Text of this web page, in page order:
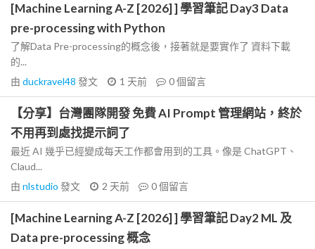
[Machine Learning A-Z [2026] ] 學習筆記 Day3 Data
pre-processing with Python
了解Data Pre-processing的概念後，接著就是要實作了 資料下載
的...
由 duckravel48 發文 1 天前 0個留言
【分享】台灣團隊開發 免費 AI Prompt 管理網站，終於
不用再到處找提示詞了
最近 AI 幾乎已經變成每天工作都會用到的工具。像是 ChatGPT、
Claud...
由 nlstudio 發文 2 天前 0個留言
[Machine Learning A-Z [2026] ] 學習筆記 Day2 ML 及
Data pre-processing 概念